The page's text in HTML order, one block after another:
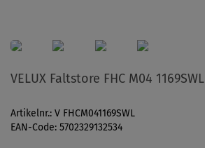
VELUX Faltstore FHC M04 1169SWL
Artikelnr.: V FHCM041169SWL
EAN-Code: 5702329132534